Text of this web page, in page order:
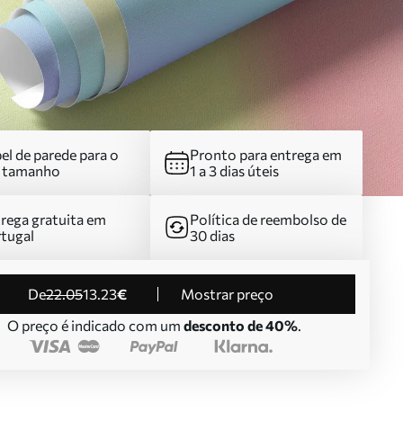
de parede para o
tamanho
Pronto para entrega em
1 a 3 dias úteis
gratuita em
Política de reembolso de
30 dias
de22.0513.23€
Mostrar preço
O preço é indicado com um desconto de 40%.